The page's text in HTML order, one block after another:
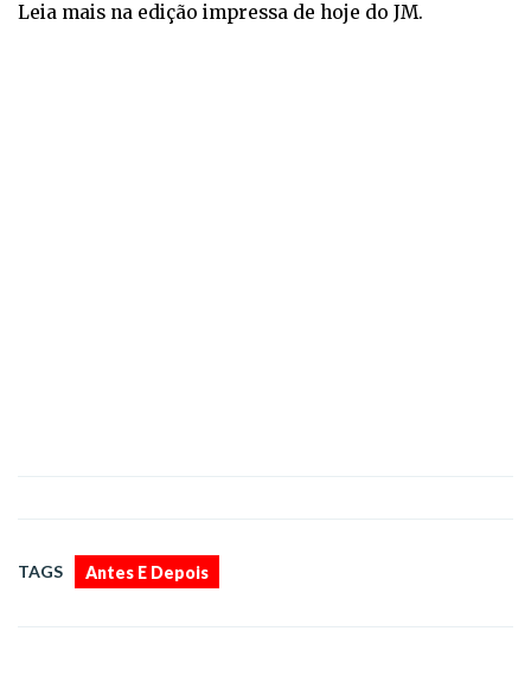
Leia mais na edição impressa de hoje do JM.
TAGS Antes E Depois